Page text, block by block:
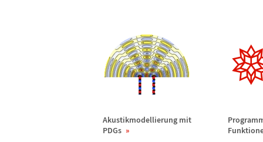
Akustikmodellierung mit
PDGs